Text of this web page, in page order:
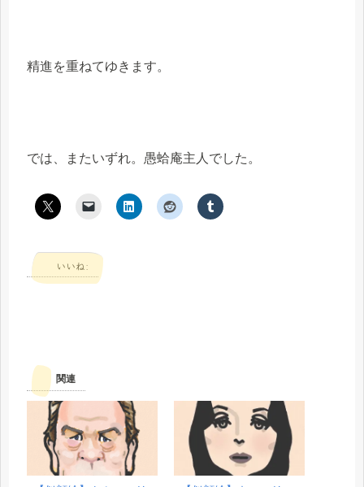
精進を重ねてゆきます。
では、またいずれ。愚蛤庵主人でした。
いいね:
関連